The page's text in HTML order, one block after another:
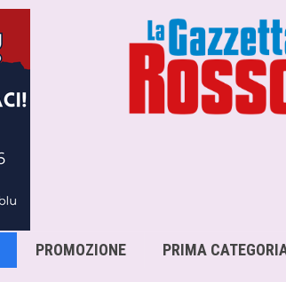
PROMOZIONE PRIMA